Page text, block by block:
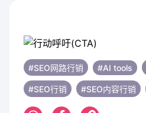
#SEO网路行销 #AI tools
#SEO行销 #SEO内容行销